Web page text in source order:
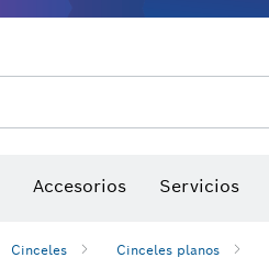
Accesorios Servicios
Cinceles Cinceles planos